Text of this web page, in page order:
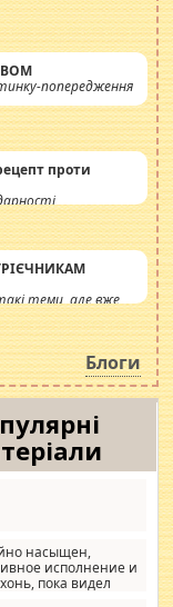
попередження
проти
теми, але вже
інсенуації
Штучно
Блоги
насыщен,
исполнение и
пока видел